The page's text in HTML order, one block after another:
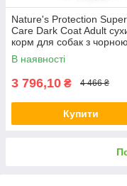
Nature's Protection
Care Dark Coat Adult
корм для собак з чорною
шерстю, 10 кг
В наявності
3 796,10 ₴ 4 466 ₴
Купити